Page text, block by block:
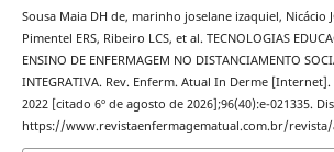
Sousa Maia DH de, marinho joselane izaquiel, Nicácio
Pimentel ERS, Ribeiro LCS, et al. TECNOLOGIAS
ENSINO DE ENFERMAGEM NO DISTANCIAMENTO
INTEGRATIVA. Rev. Enferm. Atual In Derme
2022 [citado 6º de agosto de 2026];96(40):e-021335.
https://www.revistaenfermagematual.com.br/